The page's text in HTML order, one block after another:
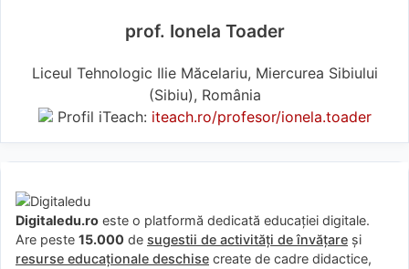
prof. Ionela Toader
Liceul Tehnologic Ilie Măcelariu, Miercurea Sibiului
(Sibiu), România
Profil iTeach: iteach.ro/profesor/ionela.toader
Digitaledu.ro este o platformă dedicată educației digitale.
Are peste 15.000 de sugestii de activități de învățare și
resurse educaționale deschise create de cadre didactice,